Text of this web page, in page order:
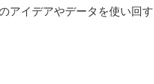
アイデアやデータを使い回